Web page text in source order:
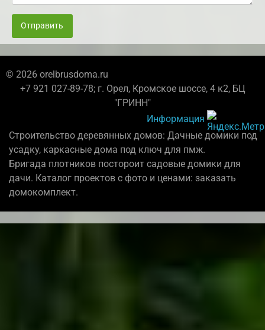
Отправить
© 2026 orelbrusdoma.ru
+7 921 027-89-78; г. Орел, Кромское шоссе, 4 к2, БЦ
"ГРИНН"
Информация
Строительство деревянных домов: Дачные домики под
усадку, каркасные дома под ключ для пмж.
Бригада плотников постороит садовые домики для
дачи. Каталог проектов с фото и ценами: заказать
домокомплект.